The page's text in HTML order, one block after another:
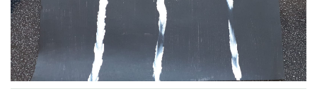
ROČNÍ PLÁN - INSPIRACE /DLE NOVÉHO RVP PV 2025
VZDĚLÁVACÍ BLOK ZÁŘÍ